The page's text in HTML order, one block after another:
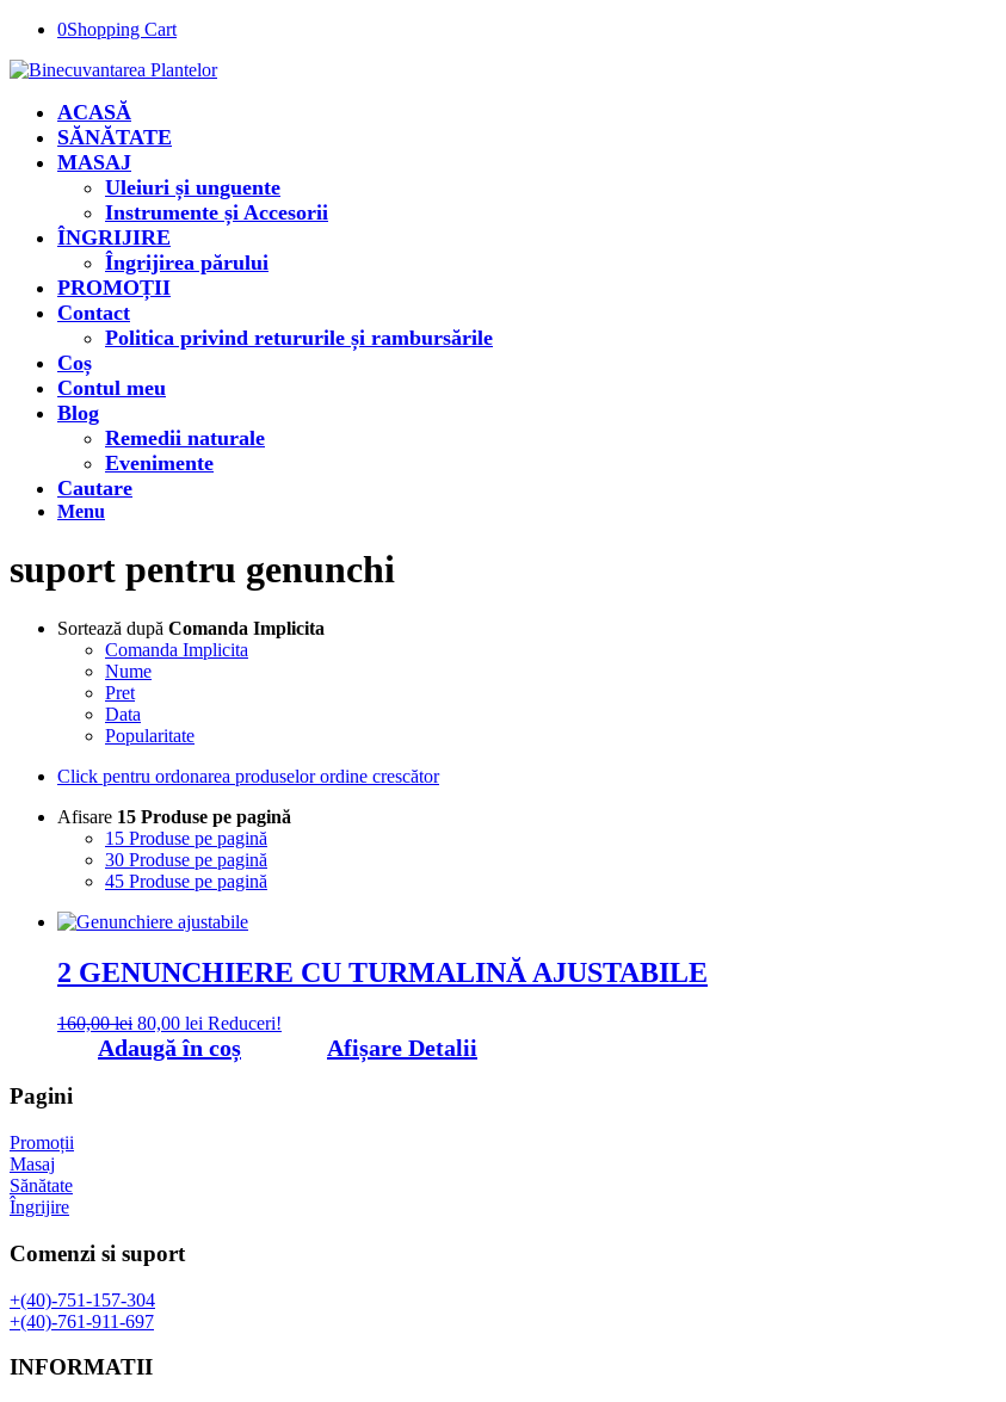
0Shopping Cart
ACASĂ
SĂNĂTATE
MASAJ
Uleiuri și unguente
Instrumente și Accesorii
ÎNGRIJIRE
Îngrijirea părului
PROMOȚII
Contact
Politica privind retururile și rambursările
Coș
Contul meu
Blog
Remedii naturale
Evenimente
Cautare
Menu
suport pentru genunchi
Sortează după Comanda Implicita
Comanda Implicita
Nume
Pret
Data
Popularitate
Click pentru ordonarea produselor ordine crescător
Afisare 15 Produse pe pagină
15 Produse pe pagină
30 Produse pe pagină
45 Produse pe pagină
2 GENUNCHIERE CU TURMALINĂ AJUSTABILE
160,00lei Prețul
inițial
a
80,00 lei Prețul
curent
este:
Reduceri!
Adaugă în coș Afișare Detalii
Pagini
Promoții
Masaj
Sănătate
Îngrijire
Comenzi si suport
+(40)-751-157-304
+(40)-761-911-697
INFORMATII